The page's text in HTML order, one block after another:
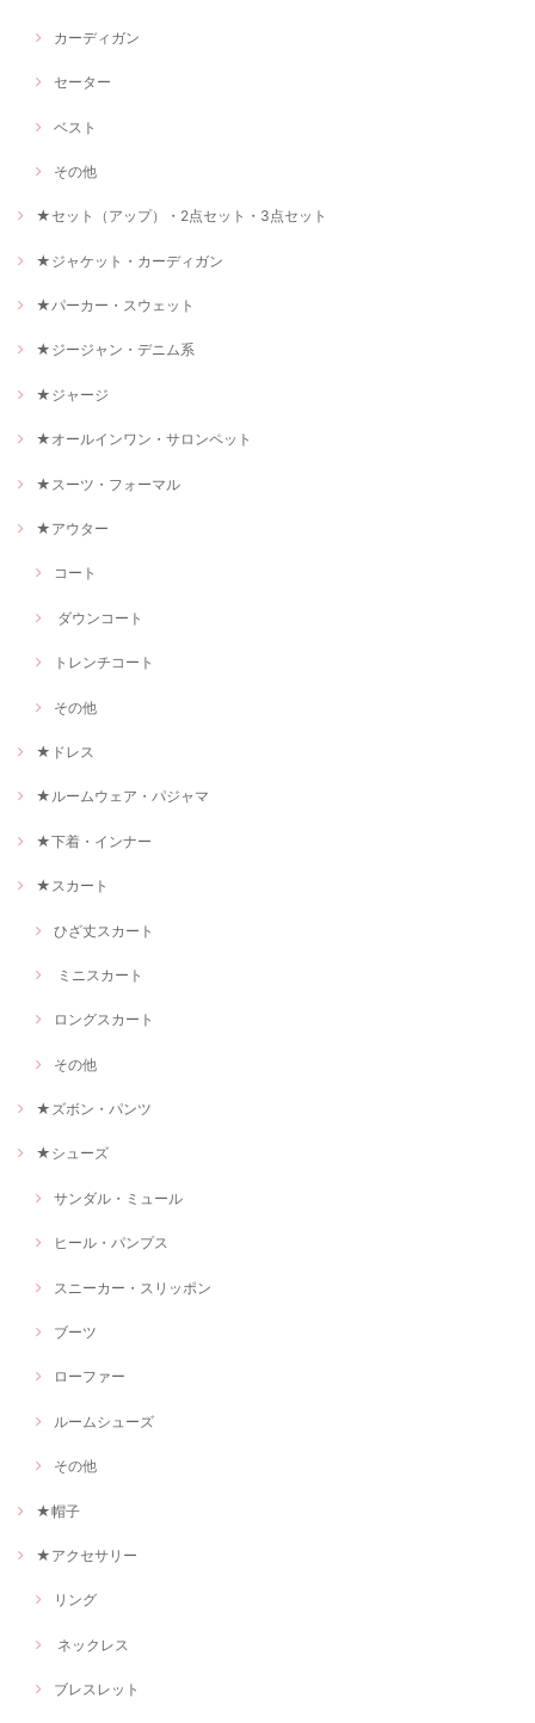
カーディガン
セーター
ベスト
その他
★セット（アップ）・2点セット・3点セット
★ジャケット・カーディガン
★パーカー・スウェット
★ジージャン・デニム系
★ジャージ
★オールインワン・サロンペット
★スーツ・フォーマル
★アウター
コート
ダウンコート
トレンチコート
その他
★ドレス
★ルームウェア・パジャマ
★下着・インナー
★スカート
ひざ丈スカート
ミニスカート
ロングスカート
その他
★ズボン・パンツ
★シューズ
サンダル・ミュール
ヒール・パンプス
スニーカー・スリッポン
ブーツ
ローファー
ルームシューズ
その他
★帽子
★アクセサリー
リング
ネックレス
ブレスレット